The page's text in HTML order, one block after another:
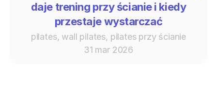
daje trening przy ścianie i kiedy
przestaje wystarczać
pilates, wall pilates, pilates przy ścianie
31 mar 2026